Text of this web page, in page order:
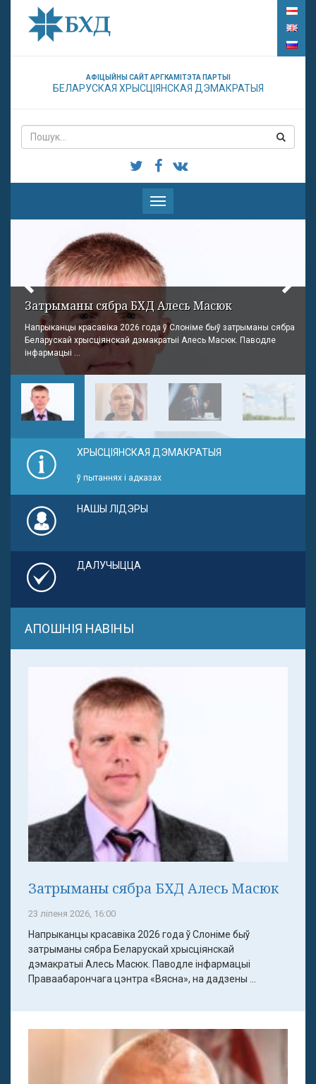
АФІЦЫЙНЫ САЙТ АРГКАМІТЭТА ПАРТЫІ
БЕЛАРУСКАЯ ХРЫСЦІЯНСКАЯ ДЭМАКРАТЫЯ
Паказаць
меню
Затрыманы сябра БХД Алесь Масюк
Напрыканцы красавіка 2026 года ў Слоніме быў затрыманы сябра
Беларускай хрысціянскай дэмакратыі Алесь Масюк. Паводле
інфармацыі ...
ХРЫСЦІЯНСКАЯ ДЭМАКРАТЫЯ
ў пытаннях і адказах
НАШЫ ЛІДЭРЫ
ДАЛУЧЫЦЦА
АПОШНІЯ НАВІНЫ
Затрыманы сябра БХД Алесь Масюк
23 ліпеня 2026, 16:00
Напрыканцы красавіка 2026 года ў Слоніме быў
затрыманы сябра Беларускай хрысціянскай
дэмакратыі Алесь Масюк. Паводле інфармацыі
Праваабарончага цэнтра «Вясна», на дадзены ...